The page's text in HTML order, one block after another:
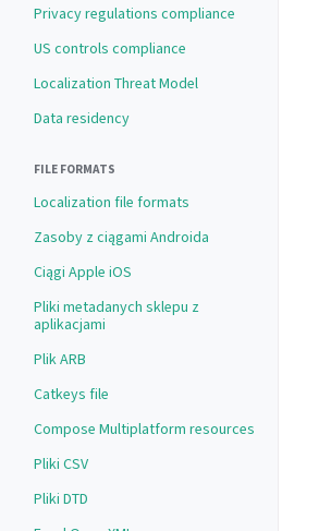
Privacy regulations compliance
US controls compliance
Localization Threat Model
Data residency
FILE FORMATS
Localization file formats
Zasoby z ciągami Androida
Ciągi Apple iOS
Pliki metadanych sklepu z
aplikacjami
Plik ARB
Catkeys file
Compose Multiplatform resources
Pliki CSV
Pliki DTD